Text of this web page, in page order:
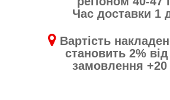
Час доставки 1
Вартість
становить 2%
замовлення +20